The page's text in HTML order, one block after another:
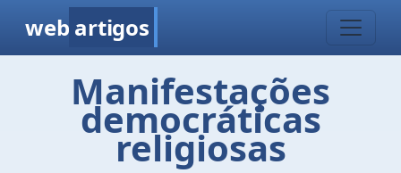
web artigos
Manifestações
democráticas
religiosas